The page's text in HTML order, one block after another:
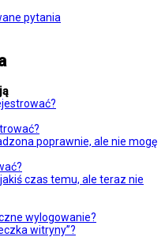
pytania
poprawnie, ale nie mogę
czas temu, ale teraz nie
wylogowanie?
witryny”?